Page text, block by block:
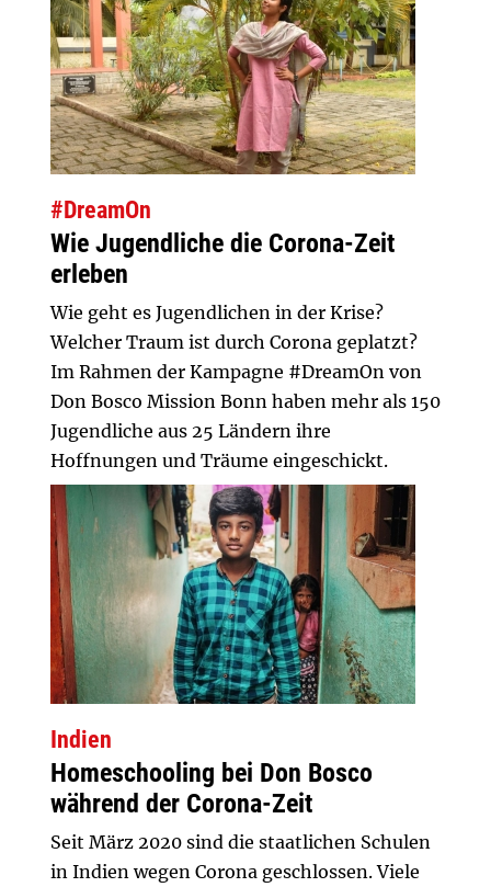
#DreamOn
Wie Jugendliche die Corona-Zeit
erleben
Wie geht es Jugendlichen in der Krise?
Welcher Traum ist durch Corona geplatzt?
Im Rahmen der Kampagne #DreamOn von
Don Bosco Mission Bonn haben mehr als 150
Jugendliche aus 25 Ländern ihre
Hoffnungen und Träume eingeschickt.
Indien
Homeschooling bei Don Bosco
während der Corona-Zeit
Seit März 2020 sind die staatlichen Schulen
in Indien wegen Corona geschlossen. Viele